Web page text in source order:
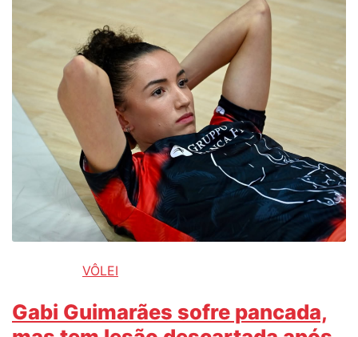
VÔLEI
Gabi Guimarães sofre pancada,